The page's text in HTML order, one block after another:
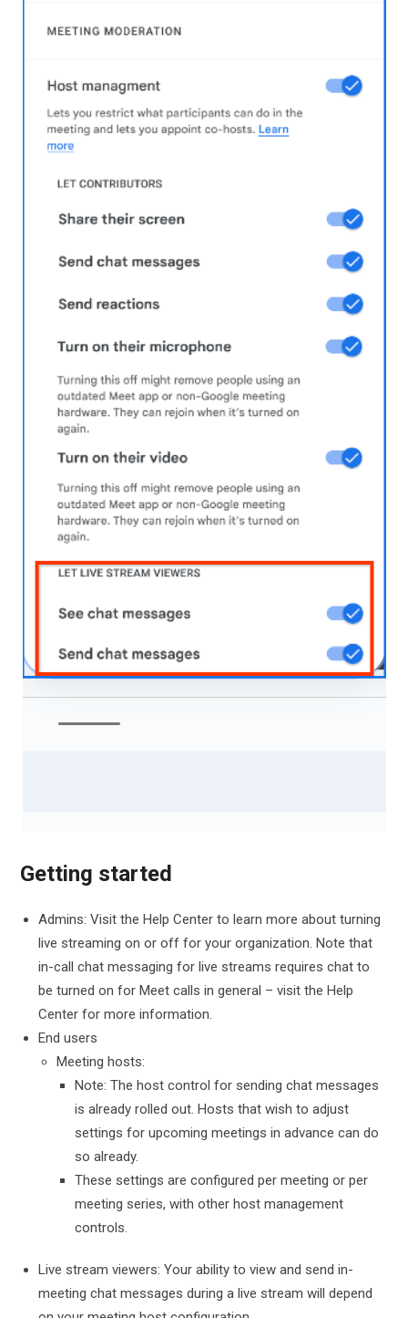
Getting started
Admins: Visit the Help Center to learn more about turning
live streaming on or off for your organization. Note that
in-call chat messaging for live streams requires chat to
be turned on for Meet calls in general – visit the Help
Center for more information.
End users
Meeting hosts:
Note: The host control for sending chat messages
is already rolled out. Hosts that wish to adjust
settings for upcoming meetings in advance can do
so already.
These settings are configured per meeting or per
meeting series, with other host management
controls.
Live stream viewers: Your ability to view and send in-
meeting chat messages during a live stream will depend